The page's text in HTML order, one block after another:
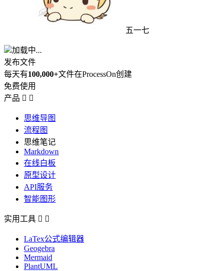
五一七
加载中...
发布文件
每天有100,000+文件在ProcessOn创建
免费使用
产品  
思维导图
流程图
思维笔记
Markdown
在线白板
原型设计
API服务
智能图形
实用工具  
LaTex公式编辑器
Geogebra
Mermaid
PlantUML